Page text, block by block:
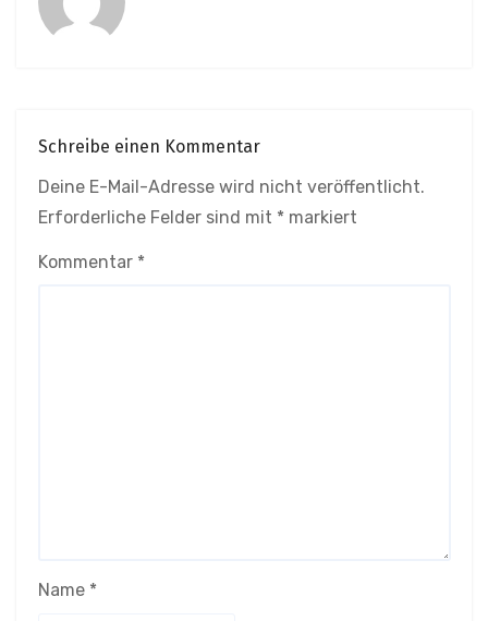
Schreibe einen Kommentar
Deine E-Mail-Adresse wird nicht veröffentlicht.
Erforderliche Felder sind mit *markiert
Kommentar *
Name *